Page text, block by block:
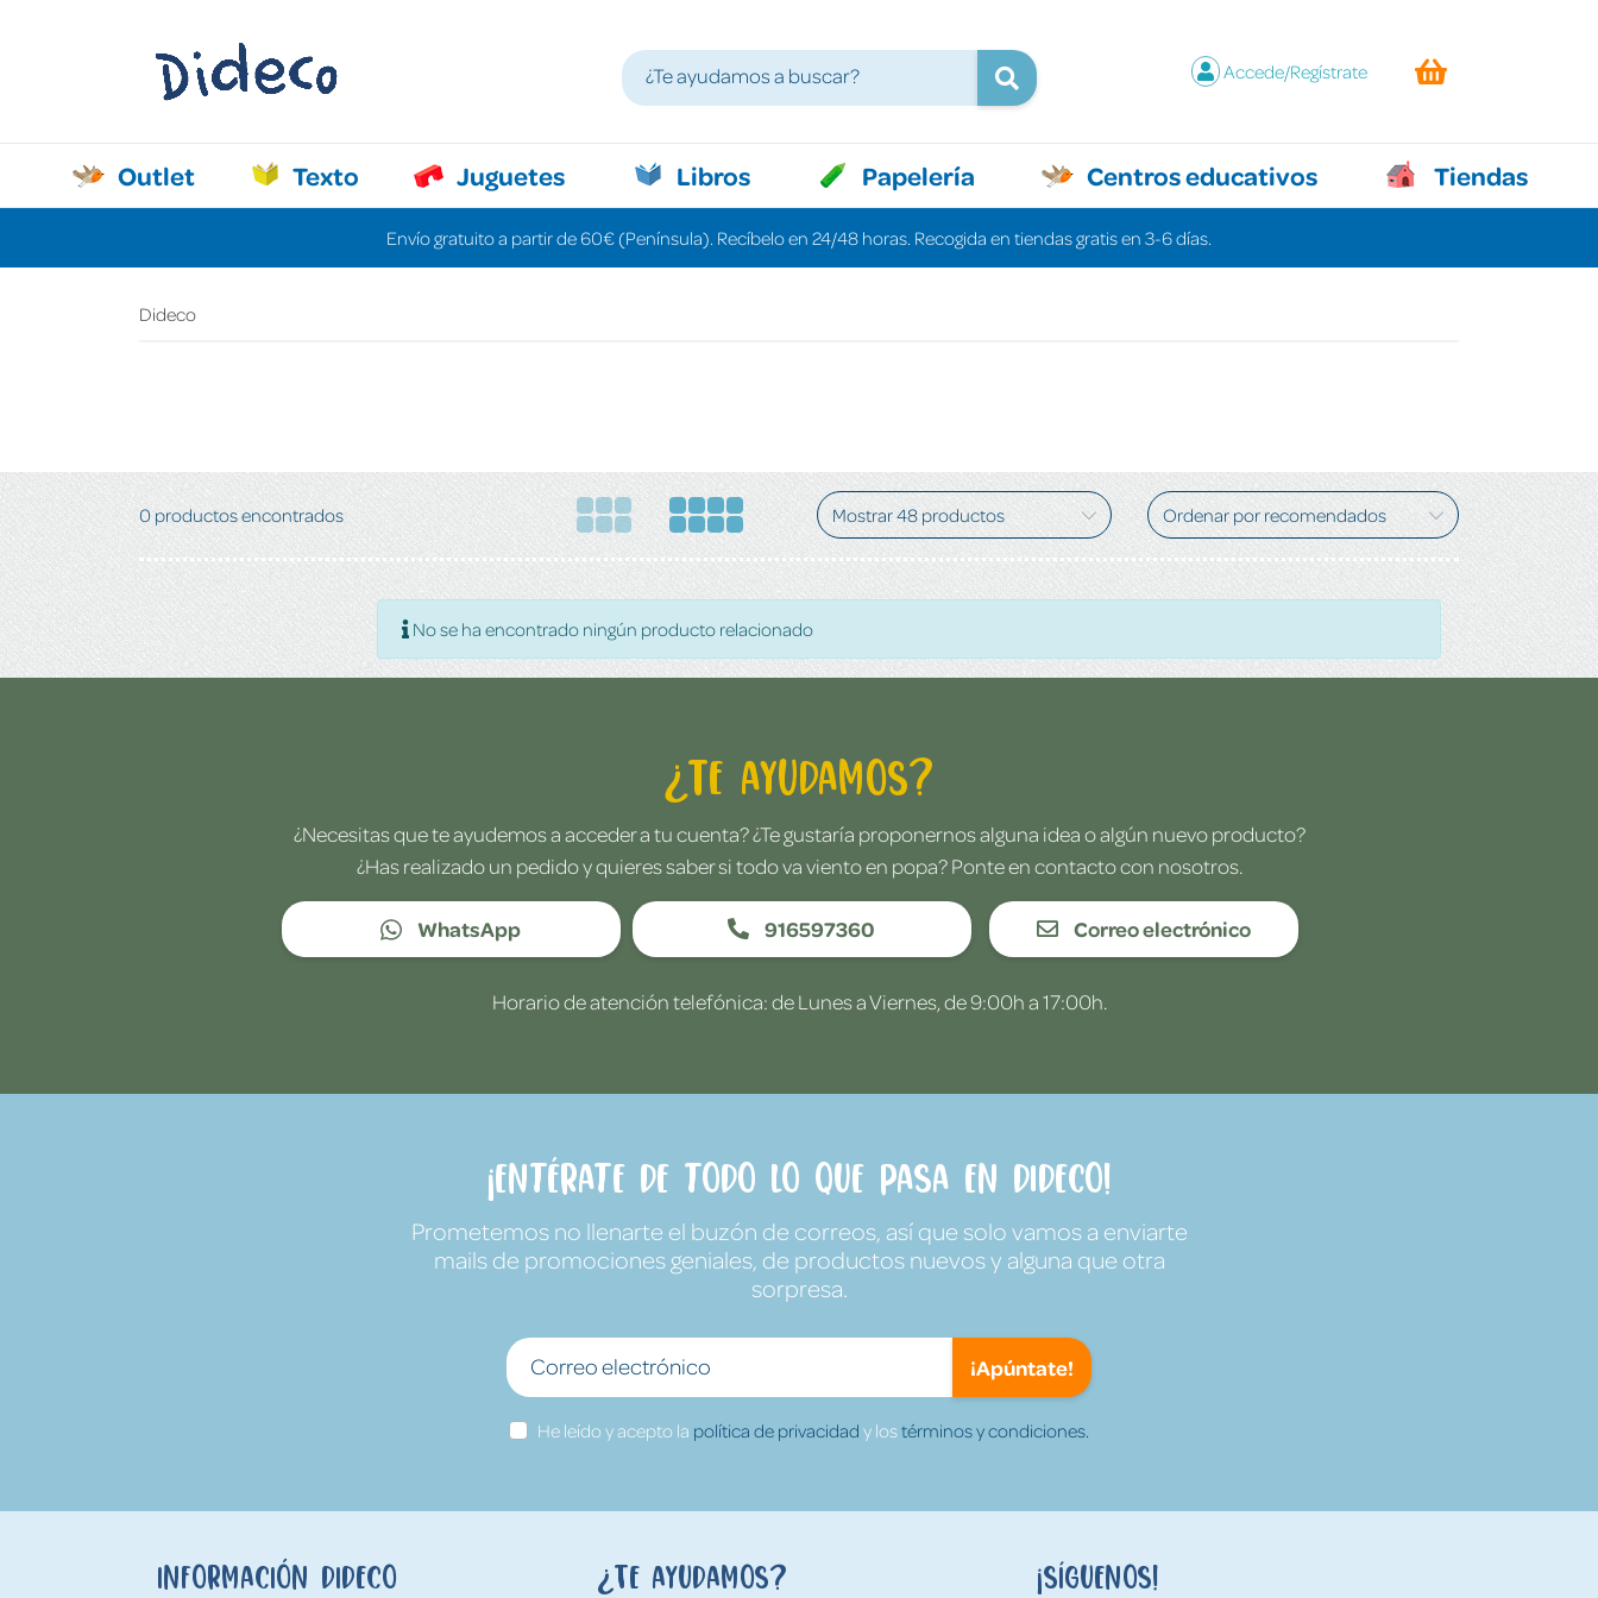
Accede/Regístrate
Outlet Texto Juguetes Libros Papelería Centros educativos Tiendas
Envío gratuito a partir de 60€ (Península). Recíbelo en 24/48 horas. Recogida en tiendas gratis en 3-6 días.
Dideco
0 productos encontrados
No se ha encontrado ningún producto relacionado
¿Te ayudamos?
¿Necesitas que te ayudemos a acceder a tu cuenta? ¿Te gustaría proponernos alguna idea o algún nuevo producto?
¿Has realizado un pedido y quieres saber si todo va viento en popa? Ponte en contacto con nosotros.
WhatsApp 916597360 Correo electrónico
Horario de atención telefónica: de Lunes a Viernes, de 9:00h a 17:00h.
¡Entérate de todo lo que pasa en Dideco!
Prometemos no llenarte el buzón de correos, así que solo vamos a enviarte
mails de promociones geniales, de productos nuevos y alguna que otra
sorpresa.
¡Apúntate!
He leído y acepto la política de privacidad y lostérminos y condiciones.
Información Dideco ¿Te ayudamos? ¡Síguenos!